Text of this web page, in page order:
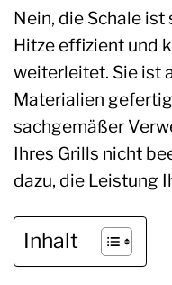
Nein, die Schale
Hitze effizient und
weiterleitet. Sie ist
Materialien
sachgemäßer
Ihres Grills nicht
dazu, die Leistung
Inhalt